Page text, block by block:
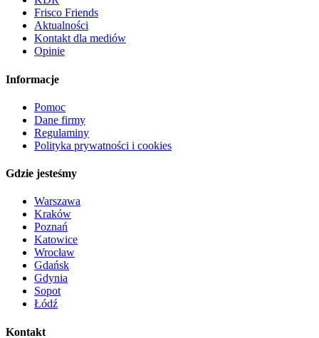
Frisco Friends
Aktualności
Kontakt dla mediów
Opinie
Informacje
Pomoc
Dane firmy
Regulaminy
Polityka prywatności i cookies
Gdzie jesteśmy
Warszawa
Kraków
Poznań
Katowice
Wrocław
Gdańsk
Gdynia
Sopot
Łódź
Kontakt